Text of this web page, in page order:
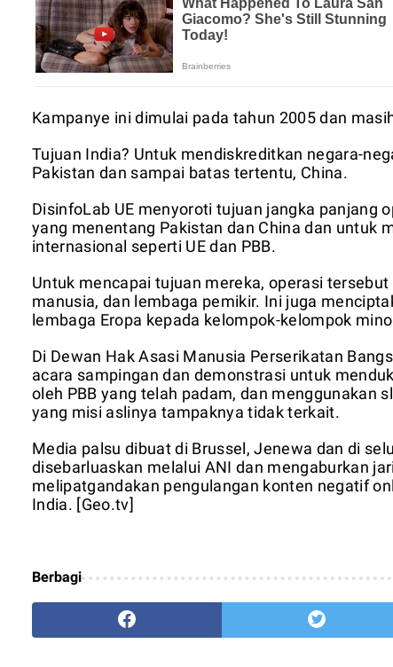
Kampanye ini dimulai pada tahun 2005 dan
Tujuan India? Untuk mendiskreditkan negara-
Pakistan dan sampai batas tertentu, China.
DisinfoLab UE menyoroti tujuan jangka panjang
yang menentang Pakistan dan China dan untuk
internasional seperti UE dan PBB.
Untuk mencapai tujuan mereka, operasi
manusia, dan lembaga pemikir. Ini juga
lembaga Eropa kepada kelompok-kelompok
Di Dewan Hak Asasi Manusia Perserikatan
acara sampingan dan demonstrasi untuk
oleh PBB yang telah padam, dan menggunakan
yang misi aslinya tampaknya tidak terkait.
Media palsu dibuat di Brussel, Jenewa dan di
disebarluaskan melalui ANI dan mengaburkan
melipatgandakan pengulangan konten negatif
India. [Geo.tv]
Berbagi